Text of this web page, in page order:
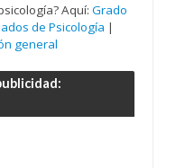
Aquí: Grado
de Psicología |
general